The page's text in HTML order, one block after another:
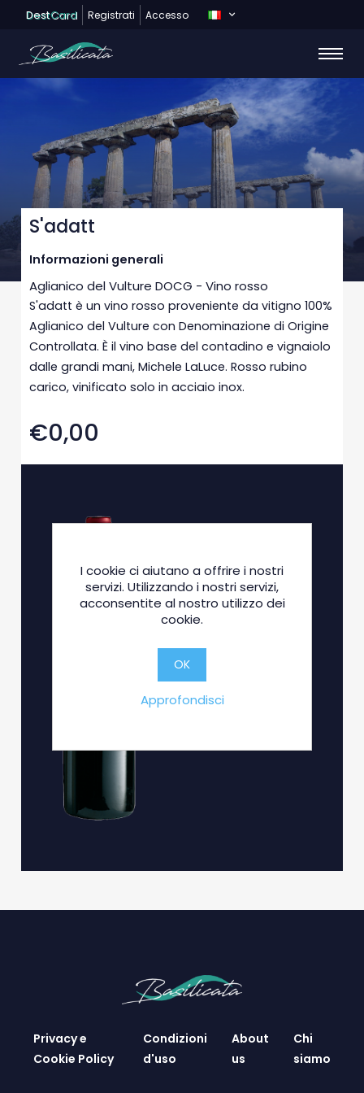
DestCard Registrati Accesso
S'adatt
Informazioni generali
Aglianico del Vulture DOCG - Vino rosso
S'adatt è un vino rosso proveniente da vitigno 100%
Aglianico del Vulture con Denominazione di Origine
Controllata. È il vino base del contadino e vignaiolo
dalle grandi mani, Michele LaLuce. Rosso rubino
carico, vinificato solo in acciaio inox.
€0,00
Privacy e
Cookie Policy
Condizioni
d'uso
About
us
Chi
siamo
I cookie ci aiutano a offrire i nostri
servizi. Utilizzando i nostri servizi,
acconsentite al nostro utilizzo dei
cookie.
OK
Approfondisci